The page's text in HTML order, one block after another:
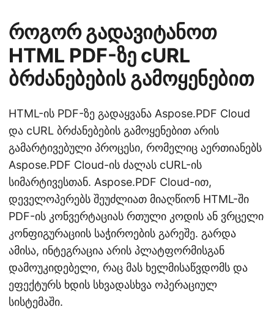
როგორ გადავიტანოთ
HTML PDF-ზე cURL
ბრძანებების გამოყენებით
HTML-ის PDF-ზე გადაყვანა Aspose.PDF Cloud
და cURL ბრძანებების გამოყენებით არის
გამარტივებული პროცესი, რომელიც აერთიანებს
Aspose.PDF Cloud-ის ძალას cURL-ის
სიმარტივესთან. Aspose.PDF Cloud-ით,
დეველოპერებს შეუძლიათ მიაღწიონ HTML-ში
PDF-ის კონვერტაციას რთული კოდის ან ვრცელი
კონფიგურაციის საჭიროების გარეშე. გარდა
ამისა, ინტეგრაცია არის პლატფორმისგან
დამოუკიდებელი, რაც მას ხელმისაწვდომს და
ეფექტურს ხდის სხვადასხვა ოპერაციულ
სისტემაში.